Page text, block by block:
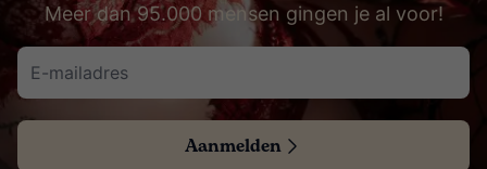
Meer dan 95.000 mensen gingen je al voor!
Aanmelden